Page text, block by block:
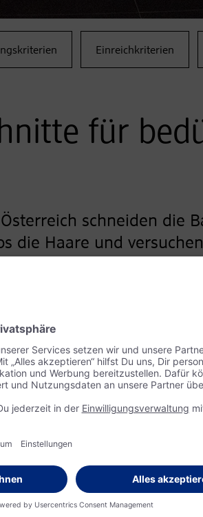
Einreichkriterien
für
schneiden die
die Haare und
die Barbers
15.000 bedürftigen
und einem neuen
haben auch die 21
karitativen
darunter viele
Das einzigartige
Sie alle
Übernachtungen
Mitglieder sind
ihrer Freizeit bei
5300